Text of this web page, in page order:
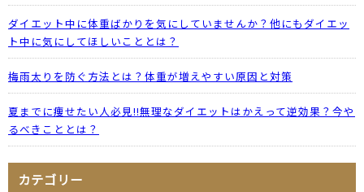
ダイエット中に体重ばかりを気にしていませんか？他にもダイエッ
ト中に気にしてほしいこととは？
梅雨太りを防ぐ方法とは？体重が増えやすい原因と対策
夏までに痩せたい人必見!!無理なダイエットはかえって逆効果？今や
るべきこととは？
カテゴリー